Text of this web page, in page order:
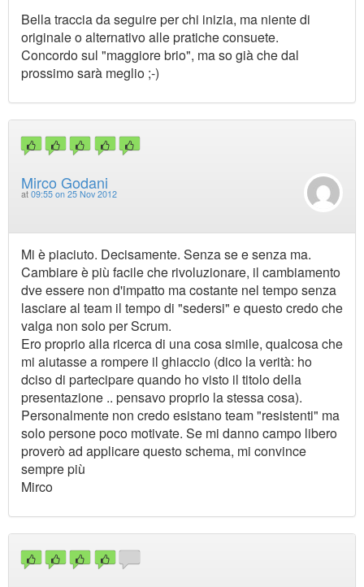
Bella traccia da seguire per chi inizia, ma niente di
originale o alternativo alle pratiche consuete.
Concordo sul "maggiore brio", ma so già che dal
prossimo sarà meglio ;-)
Mirco Godani
at 09:55 on 25 Nov 2012
Mi è piaciuto. Decisamente. Senza se e senza ma.
Cambiare è più facile che rivoluzionare, il cambiamento
dve essere non d'impatto ma costante nel tempo senza
lasciare al team il tempo di "sedersi" e questo credo che
valga non solo per Scrum.
Ero proprio alla ricerca di una cosa simile, qualcosa che
mi aiutasse a rompere il ghiaccio (dico la verità: ho
dciso di partecipare quando ho visto il titolo della
presentazione .. pensavo proprio la stessa cosa).
Personalmente non credo esistano team "resistenti" ma
solo persone poco motivate. Se mi danno campo libero
proverò ad applicare questo schema, mi convince
sempre più
Mirco